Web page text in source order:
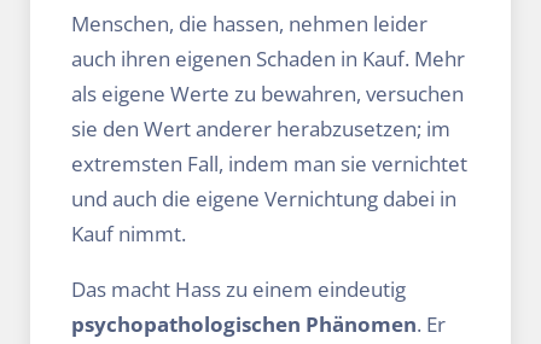
Menschen, die hassen, nehmen leider
auch ihren eigenen Schaden in Kauf. Mehr
als eigene Werte zu bewahren, versuchen
sie den Wert anderer herabzusetzen; im
extremsten Fall, indem man sie vernichtet
und auch die eigene Vernichtung dabei in
Kauf nimmt.
Das macht Hass zu einem eindeutig
psychopatho­logischen Phänomen. Er